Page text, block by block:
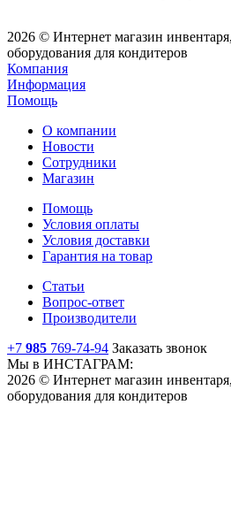
2026 © Интернет магазин
оборудования для кондитеров
Компания
Информация
Помощь
О компании
Новости
Сотрудники
Магазин
Помощь
Условия оплаты
Условия доставки
Гарантия на товар
Статьи
Вопрос-ответ
Производители
+7 985 769-74-94 Заказать звонок
Мы в ИНСТАГРАМ:
2026 © Интернет магазин
оборудования для кондитеров